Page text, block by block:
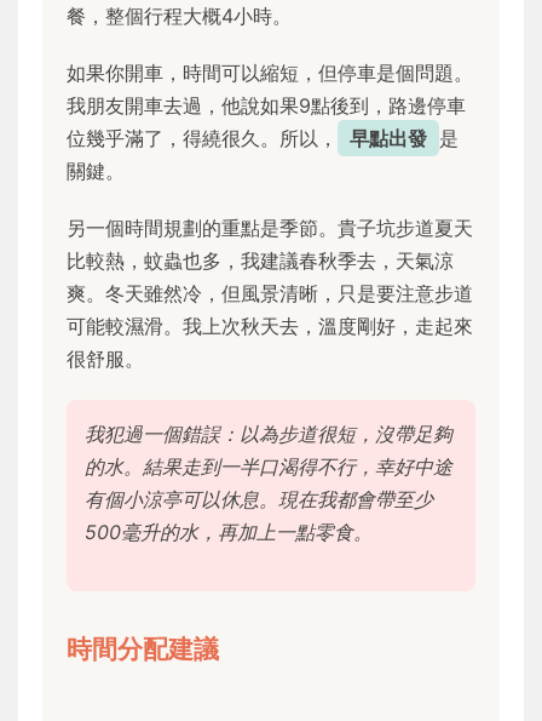
餐，整個行程大概4小時。
如果你開車，時間可以縮短，但停車是個問題。
我朋友開車去過，他說如果9點後到，路邊停車
位幾乎滿了，得繞很久。所以，
早點出發 是
關鍵。
另一個時間規劃的重點是季節。貴子坑步道夏天
比較熱，蚊蟲也多，我建議春秋季去，天氣涼
爽。冬天雖然冷，但風景清晰，只是要注意步道
可能較濕滑。我上次秋天去，溫度剛好，走起來
很舒服。
我犯過一個錯誤：以為步道很短，沒帶足夠
的水。結果走到一半口渴得不行，幸好中途
有個小涼亭可以休息。現在我都會帶至少
500毫升的水，再加上一點零食。
時間分配建議